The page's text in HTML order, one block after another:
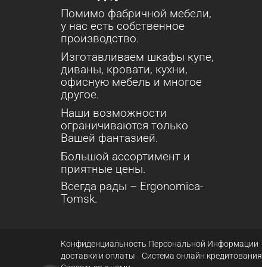
Помимо фабричной мебели,
у нас есть собственное
производство.
Изготавливаем шкафы купе,
диваны, кровати, кухни,
офисную мебель и многое
другое.
Наши возможности
ограничиваются только
Вашей фантазией.
Большой ассортимент и
приятные цены.
Всегда рады – Ergonomica-
Tomsk.
Конфиденциальность Персональной Информации
доставки и оплаты
Система онлайн кредитования